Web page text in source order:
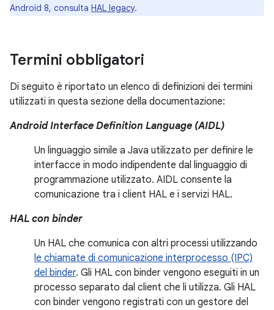
Android 8, consulta HAL legacy.
Termini obbligatori
Di seguito è riportato un elenco di definizioni dei termini
utilizzati in questa sezione della documentazione:
Android Interface Definition Language (AIDL)
Un linguaggio simile a Java utilizzato per definire le
interfacce in modo indipendente dal linguaggio di
programmazione utilizzato. AIDL consente la
comunicazione tra i client HAL e i servizi HAL.
HAL con binder
Un HAL che comunica con altri processi utilizzando
le chiamate di comunicazione interprocesso (IPC)
del binder. Gli HAL con binder vengono eseguiti in un
processo separato dal client che li utilizza. Gli HAL
con binder vengono registrati con un gestore del